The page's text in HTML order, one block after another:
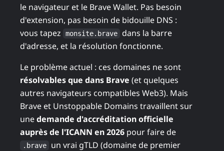
le navigateur et le Brave Wallet. Pas besoin
d'extension, pas besoin de bidouille DNS :
vous tapez
monsite.brave
dans la barre
d'adresse, et la résolution fonctionne.
Le problème actuel : ces domaines ne sont
résolvables que dans Brave (et quelques
autres navigateurs compatibles Web3). Mais
Brave et Unstoppable Domains travaillent sur
unedemande d'accréditation officielle
auprès de l'ICANN en 2026 pour faire de
.brave
un vrai gTLD (domaine de premier